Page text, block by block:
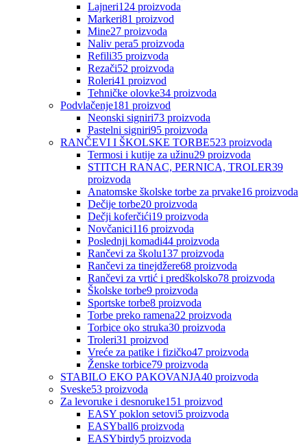
Lajneri124 proizvoda
Markeri81 proizvod
Mine27 proizvoda
Naliv pera5 proizvoda
Refili35 proizvoda
Rezači52 proizvoda
Roleri41 proizvod
Tehničke olovke34 proizvoda
Podvlačenje181 proizvod
Neonski signiri73 proizvoda
Pastelni signiri95 proizvoda
RANČEVI I ŠKOLSKE TORBE523 proizvoda
Termosi i kutije za užinu29 proizvoda
STITCH RANAC, PERNICA, TROLER39
proizvoda
Anatomske školske torbe za prvake16 proizvoda
Dečije torbe20 proizvoda
Dečji koferčići19 proizvoda
Novčanici116 proizvoda
Poslednji komadi44 proizvoda
Rančevi za školu137 proizvoda
Rančevi za tinejdžere68 proizvoda
Rančevi za vrtić i predškolsko78 proizvoda
Školske torbe9 proizvoda
Sportske torbe8 proizvoda
Torbe preko ramena22 proizvoda
Torbice oko struka30 proizvoda
Troleri31 proizvod
Vreće za patike i fizičko47 proizvoda
Ženske torbice79 proizvoda
STABILO EKO PAKOVANJA40 proizvoda
Sveske53 proizvoda
Za levoruke i desnoruke151 proizvod
EASY poklon setovi5 proizvoda
EASYball6 proizvoda
EASYbirdy5 proizvoda